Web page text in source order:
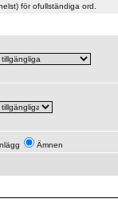
för ofullständiga ord.
Ämnen